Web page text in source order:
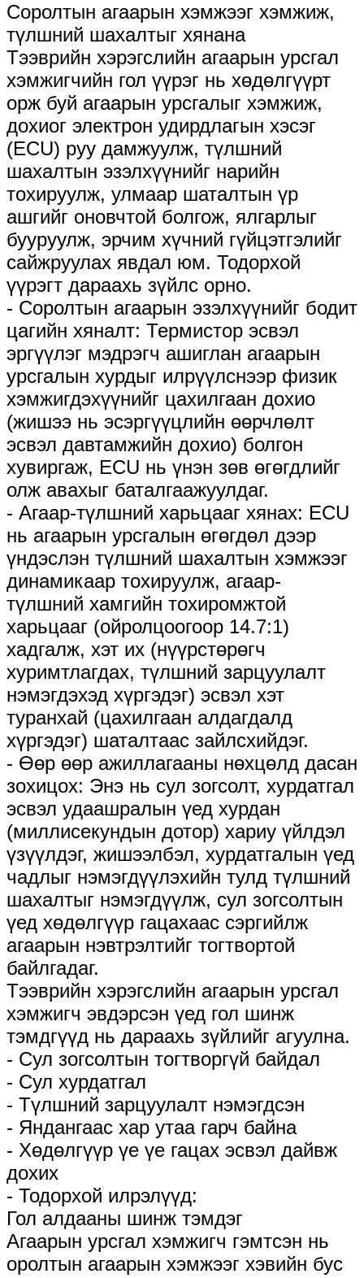
Соролтын агаарын хэмжээг хэмжиж,
түлшний шахалтыг хянана
Тээврийн хэрэгслийн агаарын урсгал
хэмжигчийн гол үүрэг нь хөдөлгүүрт
орж буй агаарын урсгалыг хэмжиж,
дохиог электрон удирдлагын хэсэг
(ECU) руу дамжуулж, түлшний
шахалтын эзэлхүүнийг нарийн
тохируулж, улмаар шаталтын үр
ашгийг оновчтой болгож, ялгарлыг
бууруулж, эрчим хүчний гүйцэтгэлийг
сайжруулах явдал юм. Тодорхой
үүрэгт дараахь зүйлс орно.
- Соролтын агаарын эзэлхүүнийг бодит
цагийн хяналт: Термистор эсвэл
эргүүлэг мэдрэгч ашиглан агаарын
урсгалын хурдыг илрүүлснээр физик
хэмжигдэхүүнийг цахилгаан дохио
(жишээ нь эсэргүүцлийн өөрчлөлт
эсвэл давтамжийн дохио) болгон
хувиргаж, ECU нь үнэн зөв өгөгдлийг
олж авахыг баталгаажуулдаг.
- Агаар-түлшний харьцааг хянах: ECU
нь агаарын урсгалын өгөгдөл дээр
үндэслэн түлшний шахалтын хэмжээг
динамикаар тохируулж, агаар-
түлшний хамгийн тохиромжтой
харьцааг (ойролцоогоор 14.7:1)
хадгалж, хэт их (нүүрстөрөгч
хуримтлагдах, түлшний зарцуулалт
нэмэгдэхэд хүргэдэг) эсвэл хэт
туранхай (цахилгаан алдагдалд
хүргэдэг) шаталтаас зайлсхийдэг.
- Өөр өөр ажиллагааны нөхцөлд дасан
зохицох: Энэ нь сул зогсолт, хурдатгал
эсвэл удаашралын үед хурдан
(миллисекундын дотор) хариу үйлдэл
үзүүлдэг, жишээлбэл, хурдатгалын үед
чадлыг нэмэгдүүлэхийн тулд түлшний
шахалтыг нэмэгдүүлж, сул зогсолтын
үед хөдөлгүүр гацахаас сэргийлж
агаарын нэвтрэлтийг тогтвортой
байлгадаг.
Тээврийн хэрэгслийн агаарын урсгал
хэмжигч эвдэрсэн үед гол шинж
тэмдгүүд нь дараахь зүйлийг агуулна.
- Сул зогсолтын тогтворгүй байдал
- Сул хурдатгал
- Түлшний зарцуулалт нэмэгдсэн
- Яндангаас хар утаа гарч байна
- Хөдөлгүүр үе үе гацах эсвэл дайвж
дохих
- Тодорхой илрэлүүд:
Гол алдааны шинж тэмдэг
Агаарын урсгал хэмжигч гэмтсэн нь
оролтын агаарын хэмжээг хэвийн бус